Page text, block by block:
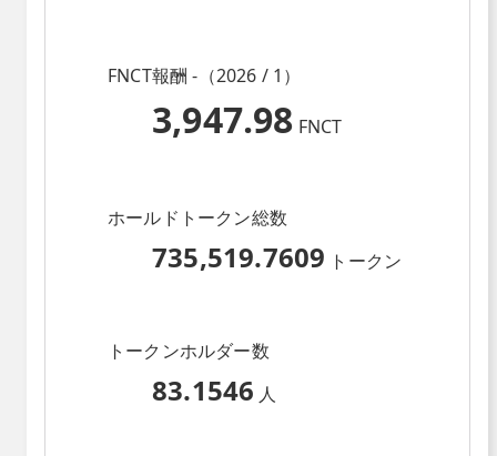
FNCT報酬 -（2026 / 1）
3,947.98 FNCT
ホールドトークン総数
735,519.7609 トークン
トークンホルダー数
83.1546 人